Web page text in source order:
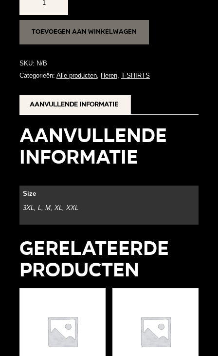
3
aantalToevoegen aan winkelwagen
SKU: N/B
Categorieën: Alle producten, Heren, T-SHIRTS
Aanvullende informatie
Aanvullende
informatie
Size
3XL, L, M, XL, XXL
Gerelateerde
producten